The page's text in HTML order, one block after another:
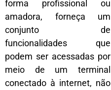
forma profissional ou
amadora, forneça um
conjunto de
funcionalidades que
podem ser acessadas por
meio de um terminal
conectado à internet, não